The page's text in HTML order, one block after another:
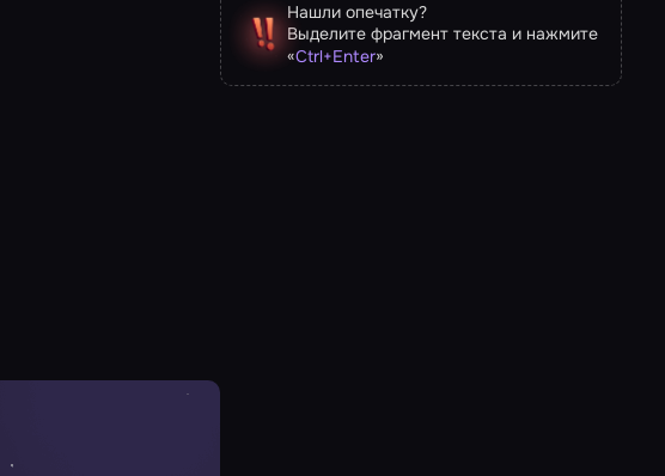
Нашли опечатку?
Выделите фрагмент текста и нажмите
«Ctrl+Enter»